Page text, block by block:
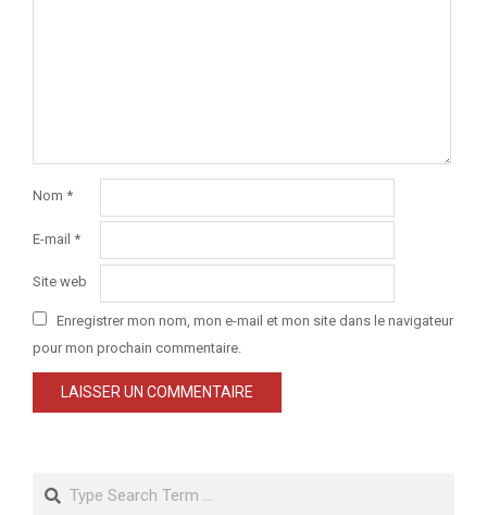
Nom *
E-mail *
Site web
Enregistrer mon nom, mon e-mail et mon site dans le navigateur
pour mon prochain commentaire.